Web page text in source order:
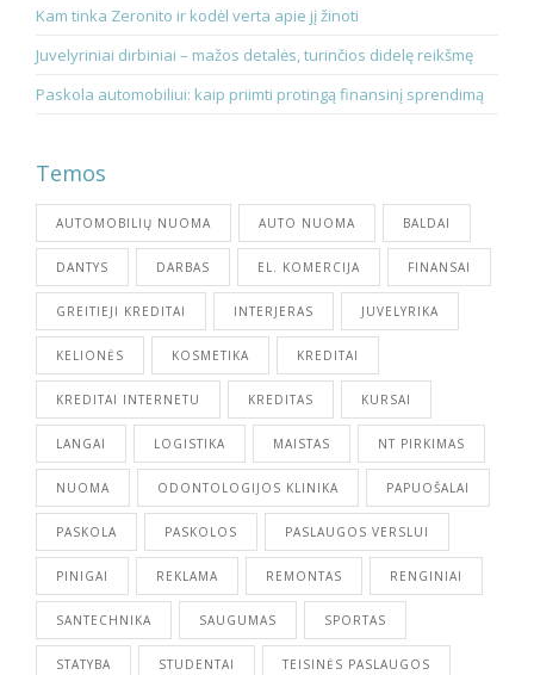
Kam tinka Zeronito ir kodėl verta apie jį žinoti
Juvelyriniai dirbiniai – mažos detalės, turinčios didelę reikšmę
Paskola automobiliui: kaip priimti protingą finansinį sprendimą
Temos
AUTOMOBILIŲ NUOMA AUTO NUOMA BALDAI
DANTYS DARBAS EL. KOMERCIJA FINANSAI
GREITIEJI KREDITAI INTERJERAS JUVELYRIKA
KELIONĖS KOSMETIKA KREDITAI
KREDITAI INTERNETU KREDITAS KURSAI
LANGAI LOGISTIKA MAISTAS NT PIRKIMAS
NUOMA ODONTOLOGIJOS KLINIKA PAPUOŠALAI
PASKOLA PASKOLOS PASLAUGOS VERSLUI
PINIGAI REKLAMA REMONTAS RENGINIAI
SANTECHNIKA SAUGUMAS SPORTAS
STATYBA STUDENTAI TEISINĖS PASLAUGOS